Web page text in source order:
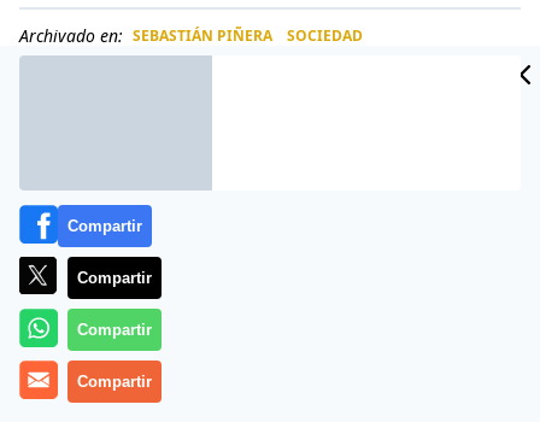
Archivado en: SEBASTIÁN PIÑERA SOCIEDAD
Compartir
Compartir
Compartir
Compartir